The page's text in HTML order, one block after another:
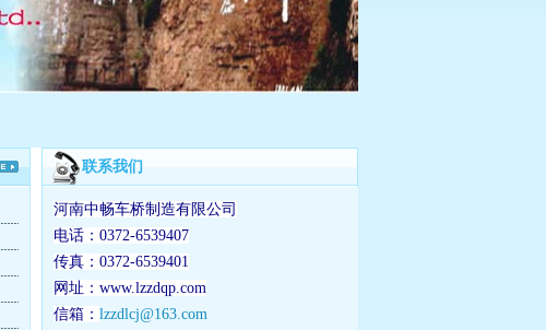
联系我们
河南中畅车桥制造有限公司
电话：0372-6539407
传真：0372-6539401
网址：www.lzzdqp.com
信箱： lzzdlcj@163.com